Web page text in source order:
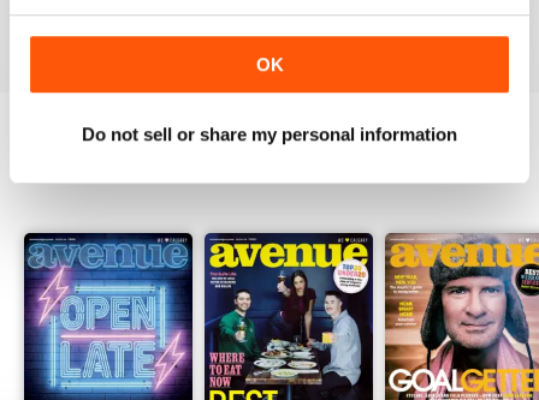
OK
Do not sell or share my personal information
EDIZIONI INDIETRO Visualizza tutti